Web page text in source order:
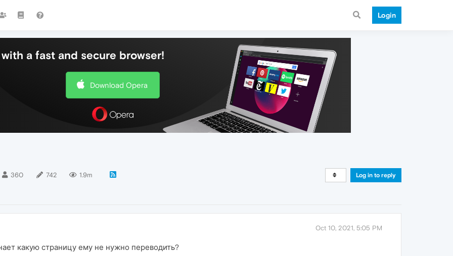
Login
a fast and secure browser!
Download Opera
360 742 1.9m Log in to reply
Oct 10, 2021, 5:05 PM
какую страницу ему не нужно переводить?